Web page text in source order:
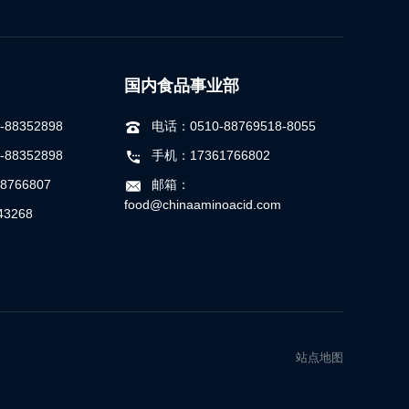
88352898
88352898
国内食品事业部
电话：0510-88769518-8055
手机：17361766802
邮箱：
food@chinaaminoacid.com
站点地图